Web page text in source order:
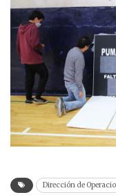
Dirección de